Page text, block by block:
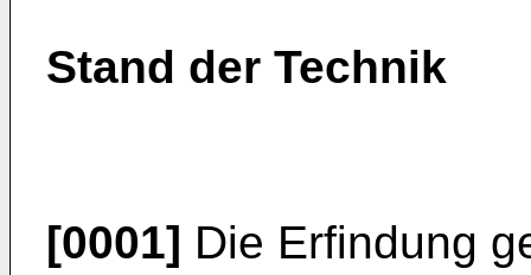
Stand der Technik
[0001] Die Erfindung